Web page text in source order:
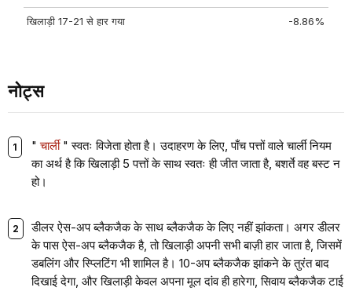
खिलाड़ी 17-21 से हार गया -8.86%
नोट्स
"चार्ली" स्वतः विजेता होता है। उदाहरण के लिए, पाँच पत्तों वाले चार्ली नियम
का अर्थ है कि खिलाड़ी 5 पत्तों के साथ स्वतः ही जीत जाता है, बशर्ते वह बस्ट न
हो।
डीलर ऐस-अप ब्लैकजैक के साथ ब्लैकजैक के लिए नहीं झांकता। अगर डीलर
के पास ऐस-अप ब्लैकजैक है, तो खिलाड़ी अपनी सभी बाज़ी हार जाता है, जिसमें
डबलिंग और स्प्लिटिंग भी शामिल है। 10-अप ब्लैकजैक झांकने के तुरंत बाद
दिखाई देगा, और खिलाड़ी केवल अपना मूल दांव ही हारेगा, सिवाय ब्लैकजैक टाई